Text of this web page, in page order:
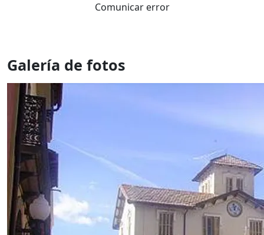
Comunicar error
Galería de fotos